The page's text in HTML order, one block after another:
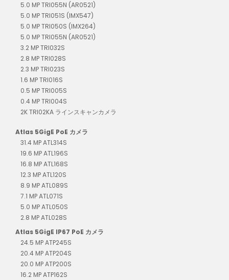
5.0 MP TRI055N (AR0521)
5.0 MP TRI051S (IMX547)
5.0 MP TRI050S (IMX264)
5.0 MP TRI055N (AR0521)
3.2 MP TRI032S
2.8 MP TRI028S
2.3 MP TRI023S
1.6 MP TRI016S
0.5 MP TRI005S
0.4 MP TRI004S
2K TRI02KA ラインスキャンカメラ
Atlas 5GigE PoE カメラ
31.4 MP ATL314S
19.6 MP ATL196S
16.8 MP ATL168S
12.3 MP ATL120S
8.9 MP ATL089S
7.1 MP ATL071S
5.0 MP ATL050S
2.8 MP ATL028S
Atlas 5GigE IP67 PoE カメラ
24.5 MP ATP245S
20.4 MP ATP204S
20.0 MP ATP200S
16.2 MP ATP162S